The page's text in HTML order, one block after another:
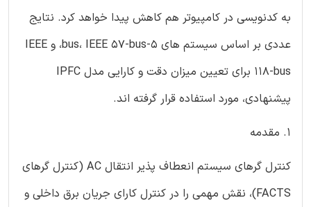
به کدنویسی در کامپیوتر هم کاهش پیدا خواهد کرد. نتایج
عددی بر اساس سیستم های 5-bus، IEEE 57-bus، و IEEE
118-bus برای تعیین میزان دقت و کارایی مدل IPFC
پیشنهادی، مورد استفاده قرار گرفته اند.
1. مقدمه
کنترل گرهای سیستم انعطاف پذیر انتقال AC (کنترل گرهای
FACTS)، نقش مهمی را در کنترل کارای جریان برق داخلی و